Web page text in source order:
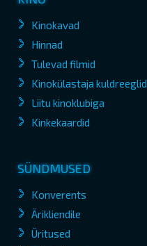
Kinokavad
Hinnad
Tulevad filmid
Kinokülastaja kuldreeglid
Liitu kinoklubiga
Kinkekaardid
SÜNDMUSED
Konverents
Ärikliendile
Üritused